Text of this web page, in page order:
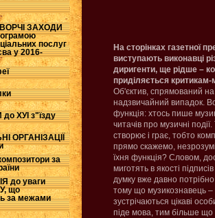
ЗАХОДИ
послуг
у 2016-
ХУІ з"їзду
ОРГАНІЗАЦІЇ
за
до уваги
що
за межами
На сторінках газетної
виступають виконавці
диригенти, ще рідше –
приділяється
Об'єктив, спрямований на
надзвичайний випадок.
функція: хтось пише
читачів про музичні
створює і грає, тобто
прямо скажемо,
їхня функція? Словом,
миготять в якості
думку вже давно
тому що музикознавець –
зустрічаються цікаві
піде мова, тим більше що